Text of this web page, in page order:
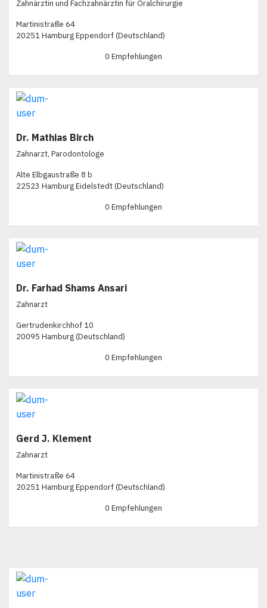
Zahnärztin und Fachzahnärztin für Oralchirurgie
Martinistraße 64
20251 Hamburg Eppendorf (Deutschland)
0 Empfehlungen
Dr. Mathias Birch
Zahnarzt, Parodontologe
Alte Elbgaustraße 8 b
22523 Hamburg Eidelstedt (Deutschland)
0 Empfehlungen
Dr. Farhad Shams Ansari
Zahnarzt
Gertrudenkirchhof 10
20095 Hamburg (Deutschland)
0 Empfehlungen
Gerd J. Klement
Zahnarzt
Martinistraße 64
20251 Hamburg Eppendorf (Deutschland)
0 Empfehlungen